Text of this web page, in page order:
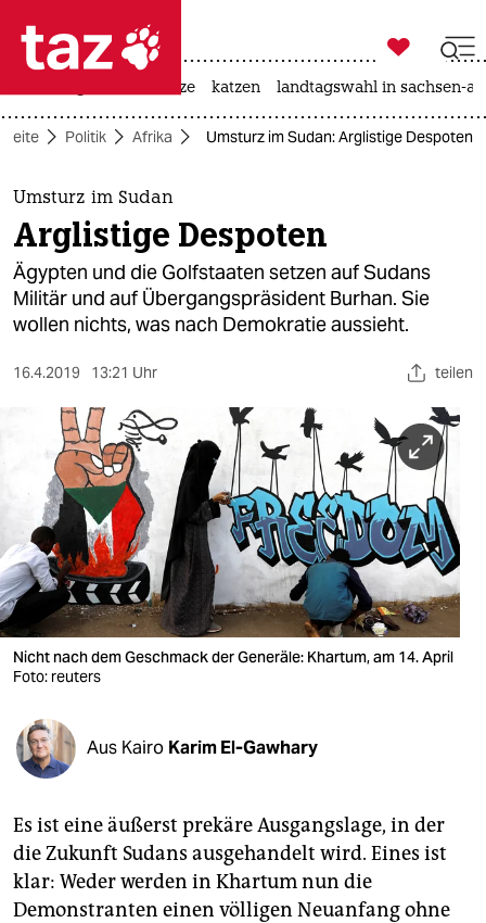
 taz zahl ich
taz zahl ich
themen
politik
öko
sport
berlin
nord
wahrheit
verlag
verlag
veranstaltungen
shop
unterstützen
abo

taz zahl ich
hitze katzen landtagswahl in sachsen-
Politik Afrika Umsturz im Sudan: Arglistige Despoten
Umsturz im Sudan
Arglistige Despoten
Ägypten und die Golfstaaten setzen auf Sudans
Militär und auf Übergangspräsident Burhan. Sie
wollen nichts, was nach Demokratie aussieht.
16.4.2019 13:21 Uhr teilen
Nicht nach dem Geschmack der Generäle: Khartum, am 14. April
Foto: reuters
Aus Kairo Karim El-Gawhary
Es ist eine äußerst prekäre Ausgangslage, in der
die Zukunft Sudans ausgehandelt wird. Eines ist
klar: Weder werden in Khartum nun die
Demonstranten einen völligen Neuanfang ohne